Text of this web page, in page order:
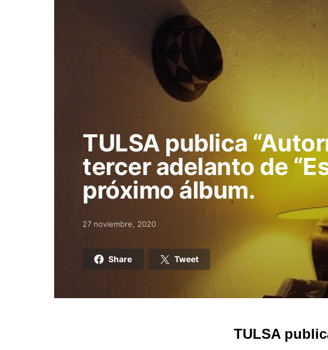
TULSA publica
tercer adelanto de
próximo álbum.
Posted on
27 noviembre, 2020
Share Tweet
TULSA